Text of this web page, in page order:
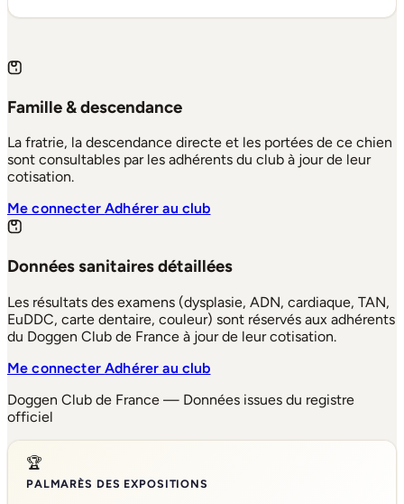
Famille & descendance
La fratrie, la descendance directe et les portées de ce chien
sont consultables par les adhérents du club à jour de leur
cotisation.
Me connecterAdhérer au club
Données sanitaires détaillées
Les résultats des examens (dysplasie, ADN, cardiaque, TAN,
EuDDC, carte dentaire, couleur) sont réservés aux adhérents
du Doggen Club de France à jour de leur cotisation.
Me connecterAdhérer au club
Doggen Club de France — Données issues du registre
officiel
🏆
PALMARÈS DES EXPOSITIONS